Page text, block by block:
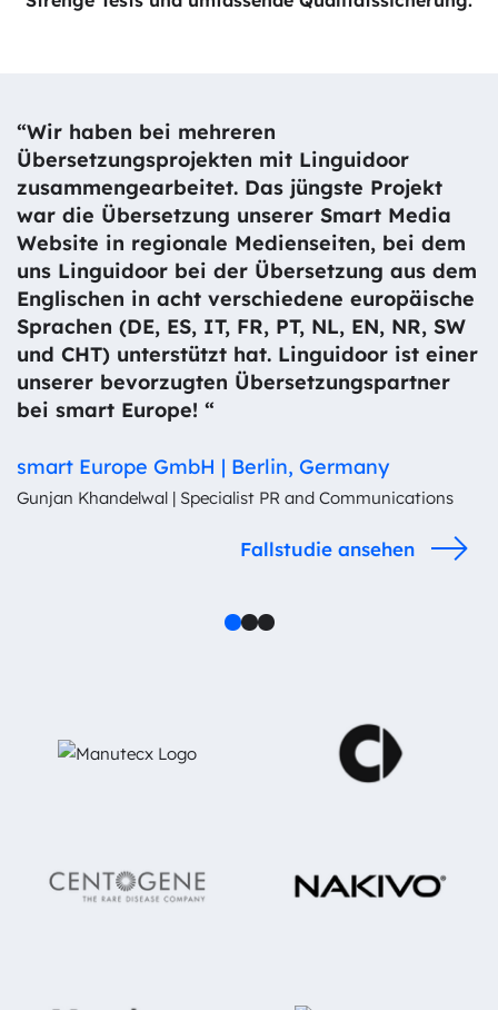
“Wir haben bei mehreren
Übersetzungsprojekten mit Linguidoor
zusammengearbeitet. Das jüngste Projekt
war die Übersetzung unserer Smart Media
Website in regionale Medienseiten, bei dem
uns Linguidoor bei der Übersetzung aus dem
Englischen in acht verschiedene europäische
Sprachen (DE, ES, IT, FR, PT, NL, EN, NR, SW
und CHT) unterstützt hat. Linguidoor ist einer
unserer bevorzugten Übersetzungspartner
bei smart Europe! “
smart Europe GmbH | Berlin, Germany
Gunjan Khandelwal | Specialist PR and Communications
Fallstudie ansehen
1 2 3